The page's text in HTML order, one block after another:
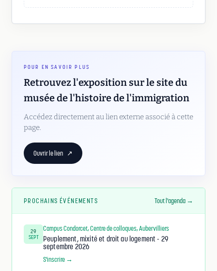
POUR EN SAVOIR PLUS
Retrouvez l'exposition sur le site du
musée de l'histoire de l'immigration
Accédez directement au lien externe associé à cette
page.
Ouvrir le lien ↗
PROCHAINS ÉVÉNEMENTS Tout l'agenda →
29
SEPT
Campus Condorcet, Centre de colloques, Aubervilliers
Peuplement, mixité et droit au logement - 29
septembre 2026
S'inscrire →